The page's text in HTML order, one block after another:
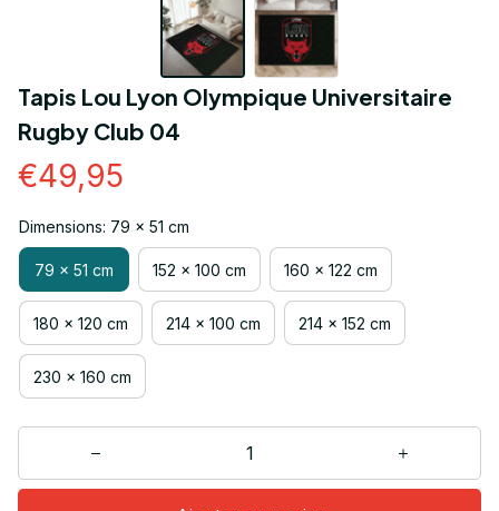
Tapis Lou Lyon Olympique Universitaire
Rugby Club 04
€49,95
Dimensions: 79 x 51 cm
79 x 51 cm 152 x 100 cm 160 x 122 cm
180 x 120 cm 214 x 100 cm 214 x 152 cm
230 x 160 cm